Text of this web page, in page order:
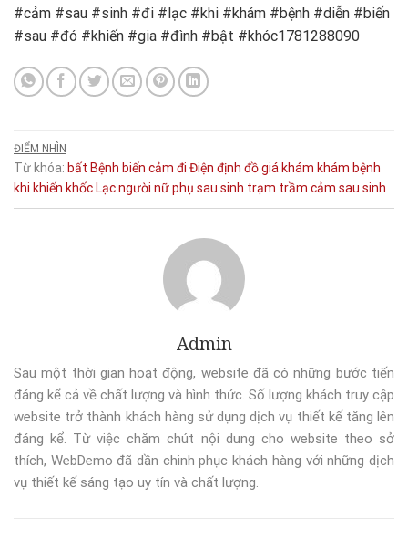
#cảm #sau #sinh #đi #lạc #khi #khám #bệnh #diễn #biến
#sau #đó #khiến #gia #đình #bật #khóc1781288090
ĐIỂM NHÌN
Từ khóa: bất Bệnh biến cảm đi Điện định đồgiá khám khám bệnh
khi khiến khốc Lạcngười nữphụ sau sinh trạm trầm cảm sau sinh
Admin
Sau một thời gian hoạt động, website đã có những bước tiến
đáng kể cả về chất lượng và hình thức. Số lượng khách truy cập
website trở thành khách hàng sử dụng dịch vụ thiết kế tăng lên
đáng kể. Từ việc chăm chút nội dung cho website theo sở
thích, WebDemo đã dần chinh phục khách hàng với những dịch
vụ thiết kế sáng tạo uy tín và chất lượng.